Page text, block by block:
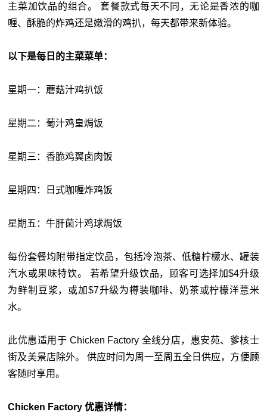
主菜加饮品的组合。 套餐款式每天不同，无论是香浓的咖
喱、酥脆的炸鸡还是嫩滑的鸡扒，每天都带来新体验。
以下是每日的主菜菜单：
星期一：蘑菇汁鸡扒饭
星期二：葡汁鸡皇焗饭
星期三：香脆鸡翼卤肉饭
星期四：日式咖喱炸鸡饭
星期五：牛肝菌汁鸡球焗饭
每份套餐均附带指定饮品，包括冷泡茶、低糖柠檬水、罐装
汽水或果味特饮。 若希望升级饮品，顾客可选择加$4升级
为鲜制豆浆，或加$7升级为樽装咖啡、奶茶或柠檬洋薏米
水。
此优惠适用于 Chicken Factory 全线分店，惠安苑、爹核士
街及美景店除外。 供应时间为周一至周五全日供应，方便顾
客随时享用。
Chicken Factory 优惠详情：